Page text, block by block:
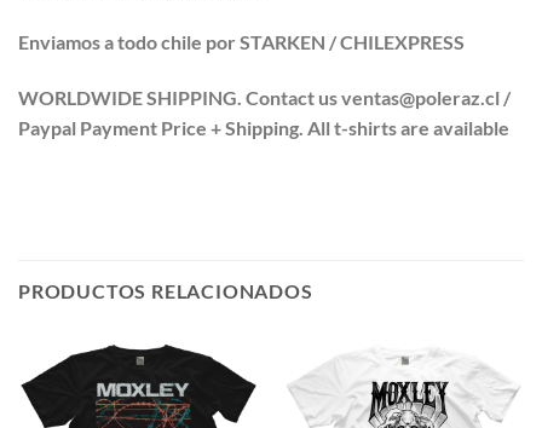
Enviamos a todo chile por STARKEN / CHILEXPRESS
WORLDWIDE SHIPPING. Contact us ventas@poleraz.cl /
Paypal Payment Price + Shipping. All t-shirts are available
PRODUCTOS RELACIONADOS